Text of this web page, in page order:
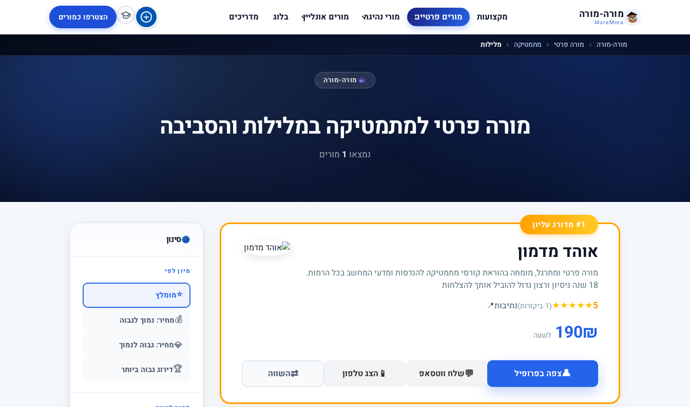
מורה-מורה
MoreMora מקצועות מורים פרטיים מורי נהיגה מורים אונליין בלוג מדריכים הצטרפו כמורים
מורה-מורה מורה פרטי מתמטיקה מלילות
מורה-מורה
מורה פרטי למתמטיקה במלילות והסביבה
נמצאו 1 מורים
סינון
מיון לפי
⭐מומלץ
💰מחיר: נמוך לגבוה
💎מחיר: גבוה לנמוך
🏆דירוג גבוה ביותר
#1 מדורג עליון
אוהד מדמון
מורה פרטי ומתרגל, מומחה בהוראת קורסי מתמטיקה להנדסות ומדעי המחשב בכל הרמות.
18 שנה ניסיון ורצון גדול להוביל אותך להצלחות
(1 ביקורות)★★★★★5 נתיבות📍
₪
190 לשעה
👤צפה בפרופיל 💬שלח ווטסאפ 📱 הצג טלפון ⇄השווה